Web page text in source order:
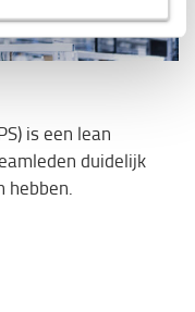
is een lean
duidelijk
hebben.